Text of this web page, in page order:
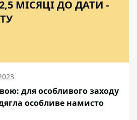
МІСЯЦІ ДО ДАТИ -
для особливого заходу
особливе намисто